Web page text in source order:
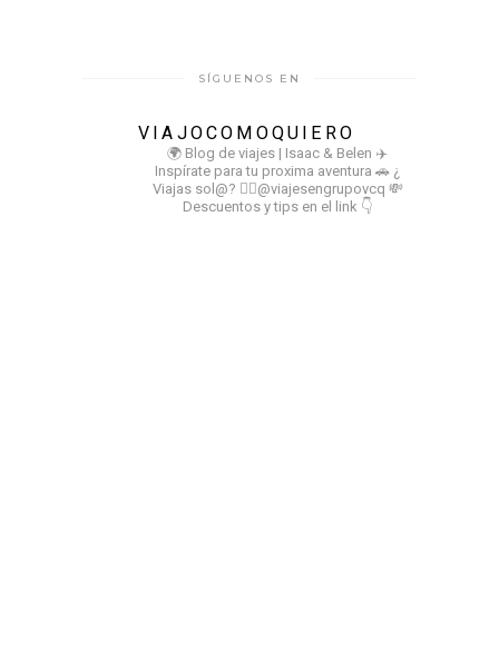
SÍGUENOS EN
VIAJOCOMOQUIERO
🌍 Blog de viajes | Isaac & Belen ✈️
Inspírate para tu proxima aventura 🚗 ¿
Viajas sol@? 👉🏻@viajesengrupovcq 💸
Descuentos y tips en el link 👇